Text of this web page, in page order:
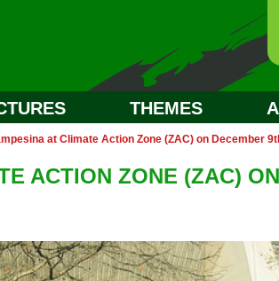
THEMES
at Climate Action Zone (ZAC) on December
ACTION ZONE (ZAC)